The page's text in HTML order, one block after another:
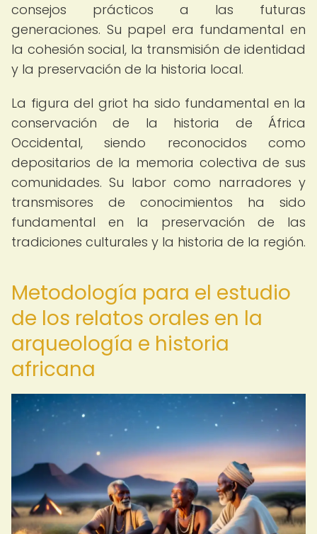
consejos prácticos a las futuras
generaciones. Su papel era fundamental en
la cohesión social, la transmisión de identidad
y la preservación de la historia local.
La figura del griot ha sido fundamental en la
conservación de la historia de África
Occidental, siendo reconocidos como
depositarios de la memoria colectiva de sus
comunidades. Su labor como narradores y
transmisores de conocimientos ha sido
fundamental en la preservación de las
tradiciones culturales y la historia de la región.
Metodología para el estudio
de los relatos orales en la
arqueología e historia
africana